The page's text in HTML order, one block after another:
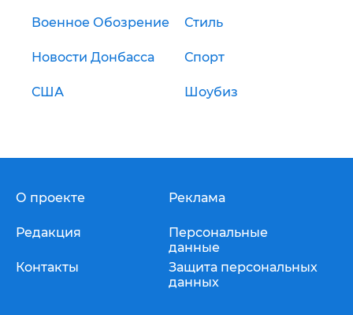
Военное Обозрение Стиль
Новости Донбасса Спорт
США Шоубиз
О проекте
Редакция
Контакты
Реклама
Персональные
данные
Защита персональных
данных